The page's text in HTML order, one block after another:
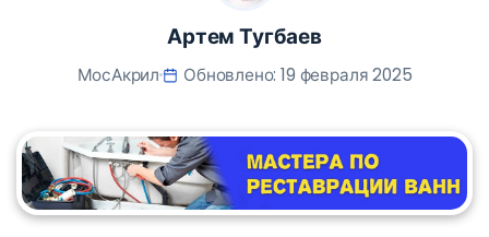
Артем Тугбаев
МосАкрил Обновлено: 19 февраля 2025